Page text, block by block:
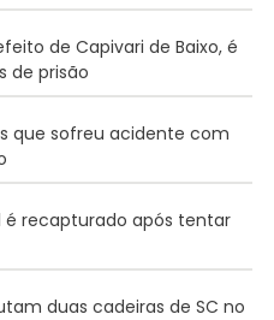
de Capivari de Baixo, é
de prisão
que sofreu acidente com
é recapturado após tentar
duas cadeiras de SC no